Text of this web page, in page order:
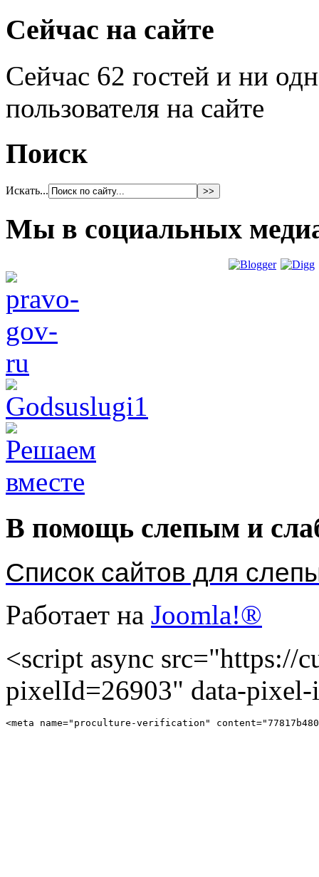
Сейчас на сайте
Сейчас 62 гостей и ни
пользователя на сайте
Поиск
Искать...
Мы в социальных
В помощь слепым и
Список сайтов для
Работает на Joomla!®
<script async src="https://
pixelId=26903" data-
<meta name="proculture-verification"